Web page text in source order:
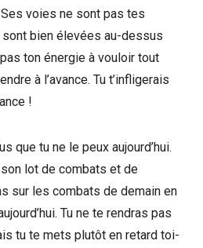
voies ne sont pas tes
bien élevées au-dessus
ton énergie à vouloir tout
à l’avance. Tu t’infligerais
!
que tu ne le peux aujourd’hui.
lot de combats et de
sur les combats de demain en
Tu ne te rendras pas
tu te mets plutôt en retard toi-